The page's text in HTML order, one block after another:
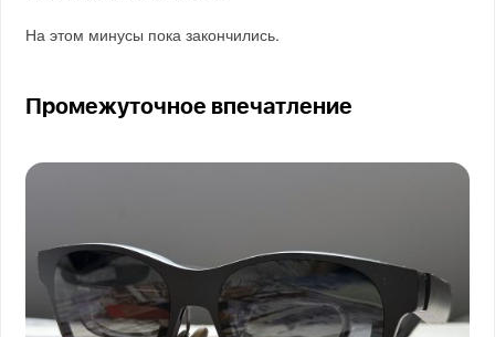
На этом минусы пока закончились.
Промежуточное впечатление